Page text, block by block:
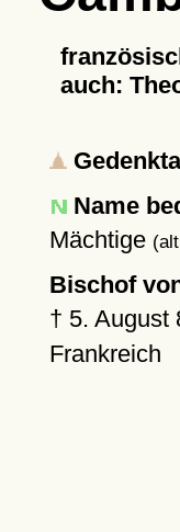
auch:
Name
Mächtige
Bischof
† 5. August
Frankreich